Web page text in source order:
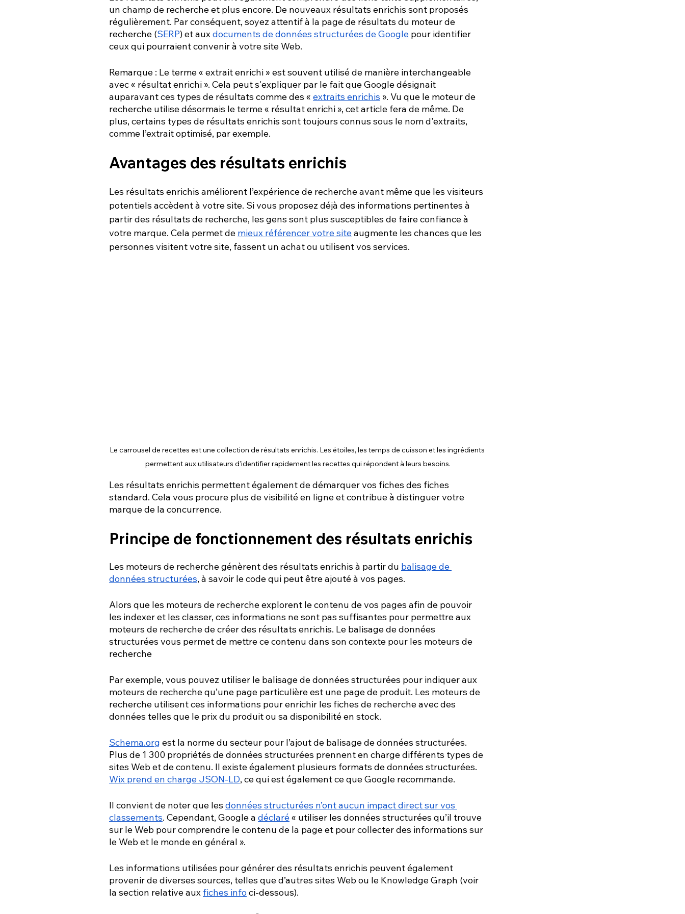
un champ de recherche et plus encore. De nouveaux résultats enrichis sont proposés
régulièrement. Par conséquent, soyez attentif à la page de résultats du moteur de
recherche (SERP) et auxdocuments de données structurées de Google pour identifier
ceux qui pourraient convenir à votre site Web.
Remarque : Le terme « extrait enrichi » est souvent utilisé de manière interchangeable
avec « résultat enrichi ». Cela peut s'expliquer par le fait que Google désignait
auparavant ces types de résultats comme des « extraits enrichis ». Vu que le moteur de
recherche utilise désormais le terme « résultat enrichi », cet article fera de même. De
plus, certains types de résultats enrichis sont toujours connus sous le nom d'extraits,
comme l’extrait optimisé, par exemple.
Avantages des résultats enrichis
Les résultats enrichis améliorent l’expérience de recherche avant même que les visiteurs
potentiels accèdent à votre site. Si vous proposez déjà des informations pertinentes à
partir des résultats de recherche, les gens sont plus susceptibles de faire confiance à
votre marque. Cela permet de mieux référencer votre site augmente les chances que les
personnes visitent votre site, fassent un achat ou utilisent vos services.
Le carrousel de recettes est une collection de résultats enrichis. Les étoiles, les temps de cuisson et les ingrédients
permettent aux utilisateurs d'identifier rapidement les recettes qui répondent à leurs besoins.
Les résultats enrichis permettent également de démarquer vos fiches des fiches
standard. Cela vous procure plus de visibilité en ligne et contribue à distinguer votre
marque de la concurrence.
Principe de fonctionnement des résultats enrichis
Les moteurs de recherche génèrent des résultats enrichis à partir du balisage de
données structurées, à savoir le code qui peut être ajouté à vos pages.
Alors que les moteurs de recherche explorent le contenu de vos pages afin de pouvoir
les indexer et les classer, ces informations ne sont pas suffisantes pour permettre aux
moteurs de recherche de créer des résultats enrichis. Le balisage de données
structurées vous permet de mettre ce contenu dans son contexte pour les moteurs de
recherche
Par exemple, vous pouvez utiliser le balisage de données structurées pour indiquer aux
moteurs de recherche qu’une page particulière est une page de produit. Les moteurs de
recherche utilisent ces informations pour enrichir les fiches de recherche avec des
données telles que le prix du produit ou sa disponibilité en stock.
Schema.org est la norme du secteur pour l’ajout de balisage de données structurées.
Plus de 1 300 propriétés de données structurées prennent en charge différents types de
sites Web et de contenu. Il existe également plusieurs formats de données structurées.
Wix prend en charge JSON-LD, ce qui est également ce que Google recommande.
Il convient de noter que les données structurées n’ont aucun impact direct sur vos
classements. Cependant, Google a déclaré « utiliser les données structurées qu’il trouve
sur le Web pour comprendre le contenu de la page et pour collecter des informations sur
le Web et le monde en général ».
Les informations utilisées pour générer des résultats enrichis peuvent également
provenir de diverses sources, telles que d’autres sites Web ou le Knowledge Graph (voir
la section relative aux fiches info ci-dessous).